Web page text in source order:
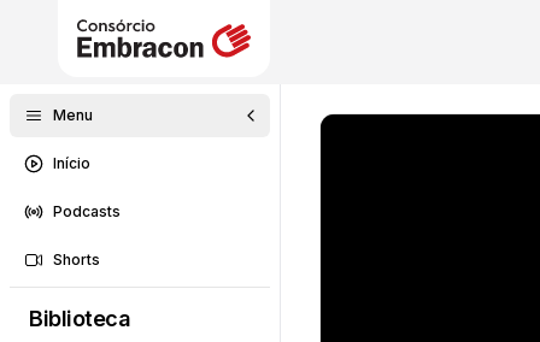
Menu
Início
Podcasts
Shorts
Biblioteca